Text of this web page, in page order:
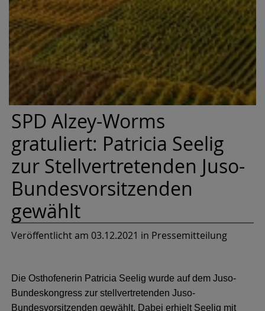
SPD Alzey-Worms
gratuliert: Patricia Seelig
zur Stellvertretenden Juso-
Bundesvorsitzenden
gewählt
Veröffentlicht am 03.12.2021 in Pressemitteilung
Die Osthofenerin Patricia Seelig wurde auf dem Juso-
Bundeskongress zur stellvertretenden Juso-
Bundesvorsitzenden gewählt. Dabei erhielt Seelig mit